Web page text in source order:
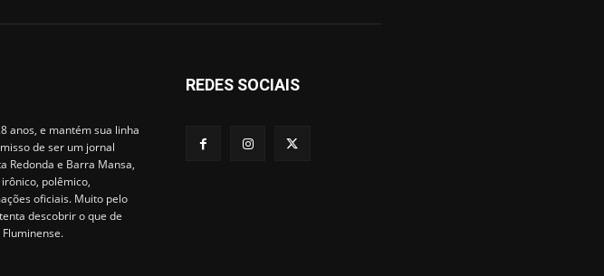
anos, e mantém sua linha
de ser um jornal
Redonda e Barra Mansa,
polêmico,
oficiais. Muito pelo
descobrir o que de
REDES SOCIAIS